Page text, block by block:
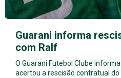
Guarani informa
com Ralf
O Guarani Futebol Clube
acertou a rescisão contratual do